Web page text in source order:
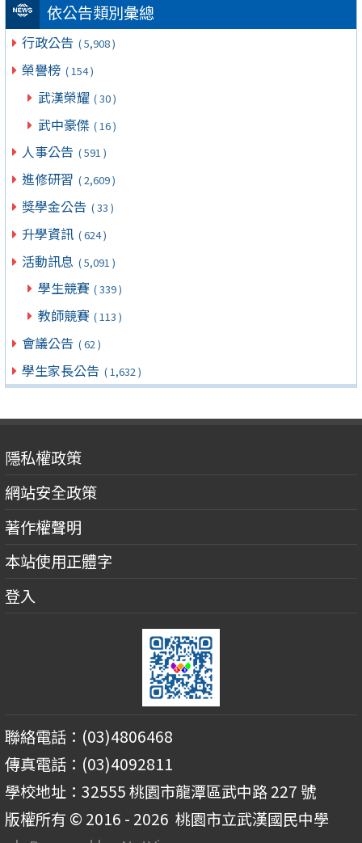
依公告類別彙總
行政公告 ( 5,908 )
榮譽榜 ( 154 )
武漢榮耀 ( 30 )
武中豪傑 ( 16 )
人事公告 ( 591 )
進修研習 ( 2,609 )
獎學金公告 ( 33 )
升學資訊 ( 624 )
活動訊息 ( 5,091 )
學生競賽 ( 339 )
教師競賽 ( 113 )
會議公告 ( 62 )
學生家長公告 ( 1,632 )
隱私權政策
網站安全政策
著作權聲明
本站使用正體字
登入
聯絡電話：(03)4806468
傳真電話：(03)4092811
學校地址：32555 桃園市龍潭區武中路 227 號
版權所有 © 2016 - 2026 桃園市立武漢國民中學